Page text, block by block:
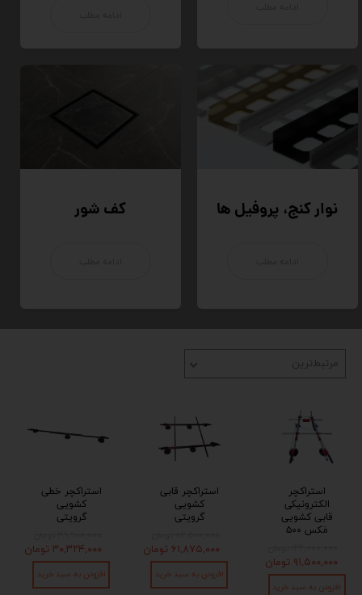
نوار کنج، پروفیل ها کف شور
مرتبط‌ترین
استراکچر
الکترونیکی
قابی کشویی
مَکس ۵۰۰
۹۱,۵۰۰,۰۰۰ تومان
افزودن به سبد خرید
استراکچر قابی
کشویی
گرویتی
۶۱,۸۷۵,۰۰۰ تومان
افزودن به سبد خرید
استراکچر خطی
کشویی
گرویتی
۳۰,۳۲۴,۰۰۰ تومان
افزودن به سبد خرید